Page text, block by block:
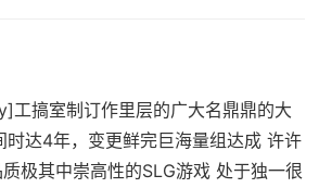
工搞室制订作里层的广大名鼎鼎的大
时达4年，变更鲜完巨海量组达成 许许
极其中崇高性的SLG游戏 处于独一很